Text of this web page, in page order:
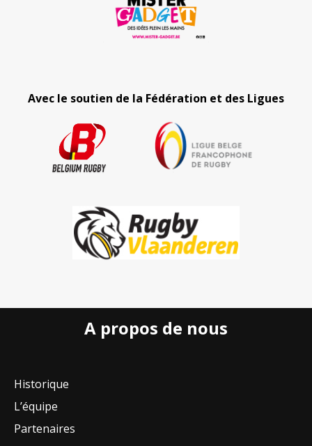
Avec le soutien de la Fédération et des Ligues
A propos de nous
Historique
L’équipe
Partenaires